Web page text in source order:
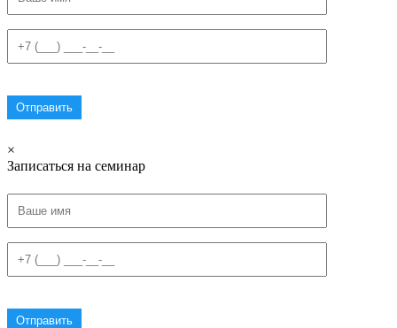
×
Записаться на семинар